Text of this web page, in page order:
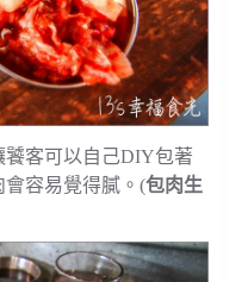
饕客可以自己DIY包著
容易覺得膩。(包肉生